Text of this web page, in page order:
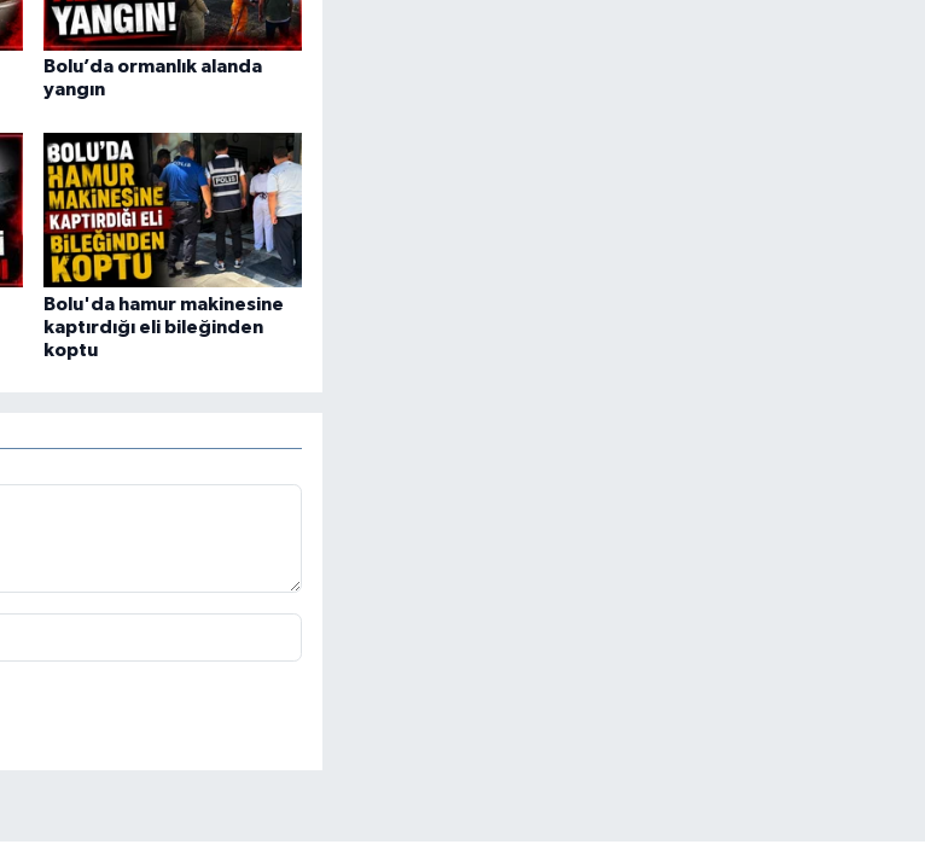
Bolu’da ormanlık alanda
yangın
Bolu'da hamur makinesine
kaptırdığı eli bileğinden
koptu